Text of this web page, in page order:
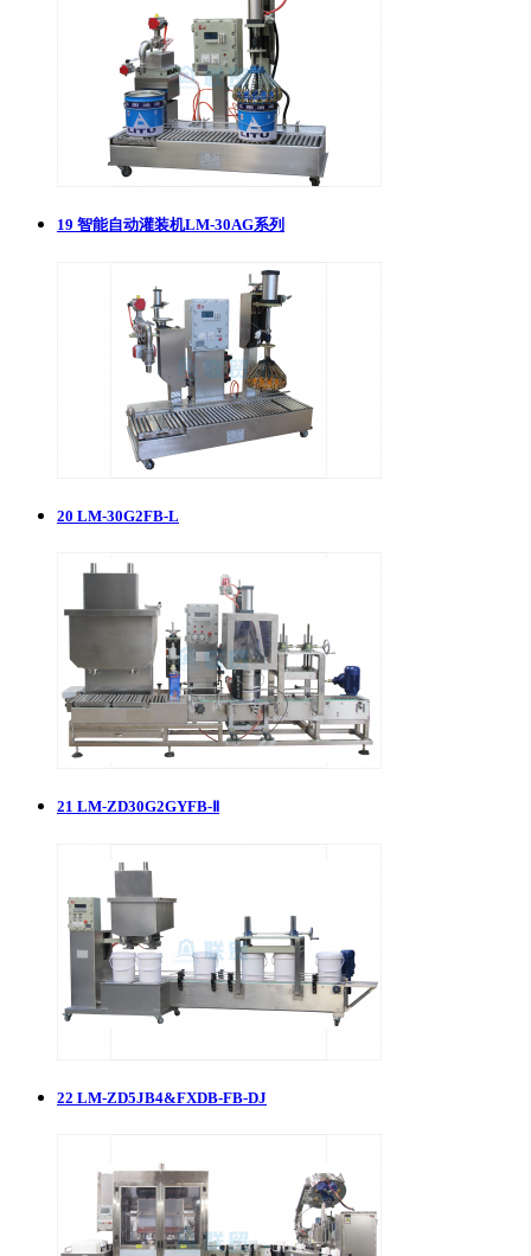
19 智能自动灌装机LM-30AG系列
20 LM-30G2FB-L
21 LM-ZD30G2GYFB-Ⅱ
22 LM-ZD5JB4&FXDB-FB-DJ